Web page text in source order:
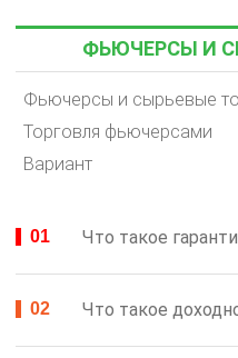
ФЬЮЧЕРСЫ И
Фьючерсы и сырьевые
Торговля фьючерсами
Вариант
Что такое
Что такое